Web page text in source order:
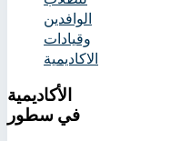
الوافدين
وقيادات
الاكاديمية
الأكاديمية
في سطور